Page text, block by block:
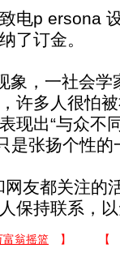
p ersona 设
了订金。
，一社会学
许多人很怕
现出“与众不
是张扬个性的
都关注的
保持联系，